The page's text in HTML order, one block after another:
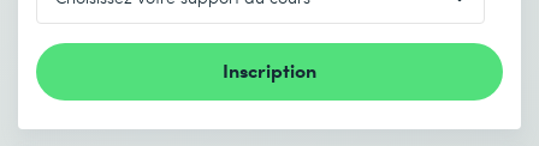
Inscription